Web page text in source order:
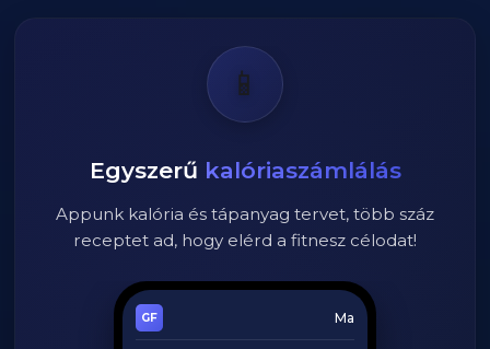
📱
Egyszerű kalóriaszámlálás
Appunk kalória és tápanyag tervet, több száz
receptet ad, hogy elérd a fitnesz célodat!
Ma